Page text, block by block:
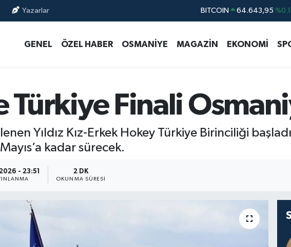
Yazarlar DOLAR 47,6006
STERLİN 64,2398
BITCOIN 64.643,95
GENEL ÖZEL HABER OSMANİYE MAGAZİN EKONOMİ
Türkiye Finali
Yıldız Kız-Erkek Hokey Türkiye Birinciliği
kadar sürecek.
- 23:51 2 DK
OKUNMA SÜRESI